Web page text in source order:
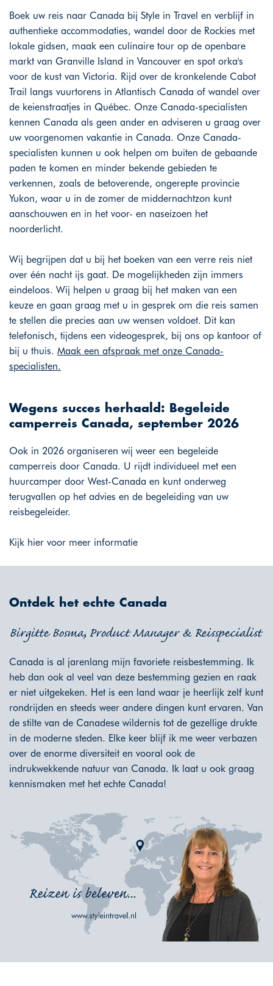
Boek uw reis naar Canada bij Style in Travel en verblijf in
authentieke accommodaties, wandel door de Rockies met
lokale gidsen, maak een culinaire tour op de openbare
markt van Granville Island in Vancouver en spot orka's
voor de kust van Victoria. Rijd over de kronkelende Cabot
Trail langs vuurtorens in Atlantisch Canada of wandel over
de keienstraatjes in Québec. Onze Canada-specialisten
kennen Canada als geen ander en adviseren u graag over
uw voorgenomen vakantie in Canada. Onze Canada-
specialisten kunnen u ook helpen om buiten de gebaande
paden te komen en minder bekende gebieden te
verkennen, zoals de betoverende, ongerepte provincie
Yukon, waar u in de zomer de middernachtzon kunt
aanschouwen en in het voor- en naseizoen het
noorderlicht.
Wij begrijpen dat u bij het boeken van een verre reis niet
over één nacht ijs gaat. De mogelijkheden zijn immers
eindeloos. Wij helpen u graag bij het maken van een
keuze en gaan graag met u in gesprek om die reis samen
te stellen die precies aan uw wensen voldoet. Dit kan
telefonisch, tijdens een videogesprek, bij ons op kantoor of
bij u thuis. Maak een afspraak met onze Canada-
specialisten.
Wegens succes herhaald: Begeleide
camperreis Canada, september 2026
Ook in 2026 organiseren wij weer een begeleide
camperreis door Canada. U rijdt individueel met een
huurcamper door West-Canada en kunt onderweg
terugvallen op het advies en de begeleiding van uw
reisbegeleider.
Kijk hier voor meer informatie
Ontdek het echte Canada
Birgitte Bosma, Product Manager & Reisspecialist
Canada is al jarenlang mijn favoriete reisbestemming. Ik
heb dan ook al veel van deze bestemming gezien en raak
er niet uitgekeken. Het is een land waar je heerlijk zelf kunt
rondrijden en steeds weer andere dingen kunt ervaren. Van
de stilte van de Canadese wildernis tot de gezellige drukte
in de moderne steden. Elke keer blijf ik me weer verbazen
over de enorme diversiteit en vooral ook de
indrukwekkende natuur van Canada. Ik laat u ook graag
kennismaken met het echte Canada!